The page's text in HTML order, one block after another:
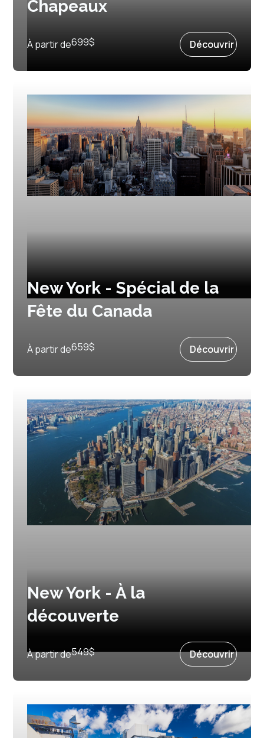
Chapeaux
2 avril 2027
À partir de699$ Découvrir
New York - Spécial de la
Fête du Canada
1 juillet 2027
À partir de659$ Découvrir
New York - À la
découverte
À partir de549$ Découvrir